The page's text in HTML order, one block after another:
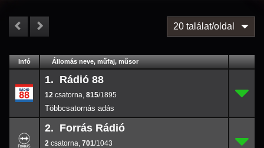
20 találat/oldal
Infó Lejátszás
Állomás neve, műfaj, műsor
1.
1. Rádió 88
12 , 815/1895
12
815/ 1895
2.
2. Forrás Rádió
2 , 701/1043 701/ 1043